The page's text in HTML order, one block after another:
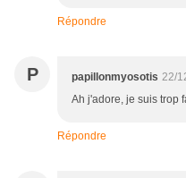
Répondre
P papillonmyosotis 22/
Ah j'adore, je suis trop
Répondre